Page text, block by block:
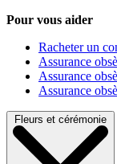
Pour vous aider
Racheter un
Assurance
Assurance
Assurance
Fleurs et cérémonie